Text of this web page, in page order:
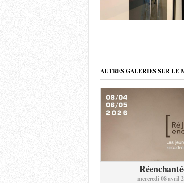
AUTRES GALERIES SUR LE
mercredi 08 avril